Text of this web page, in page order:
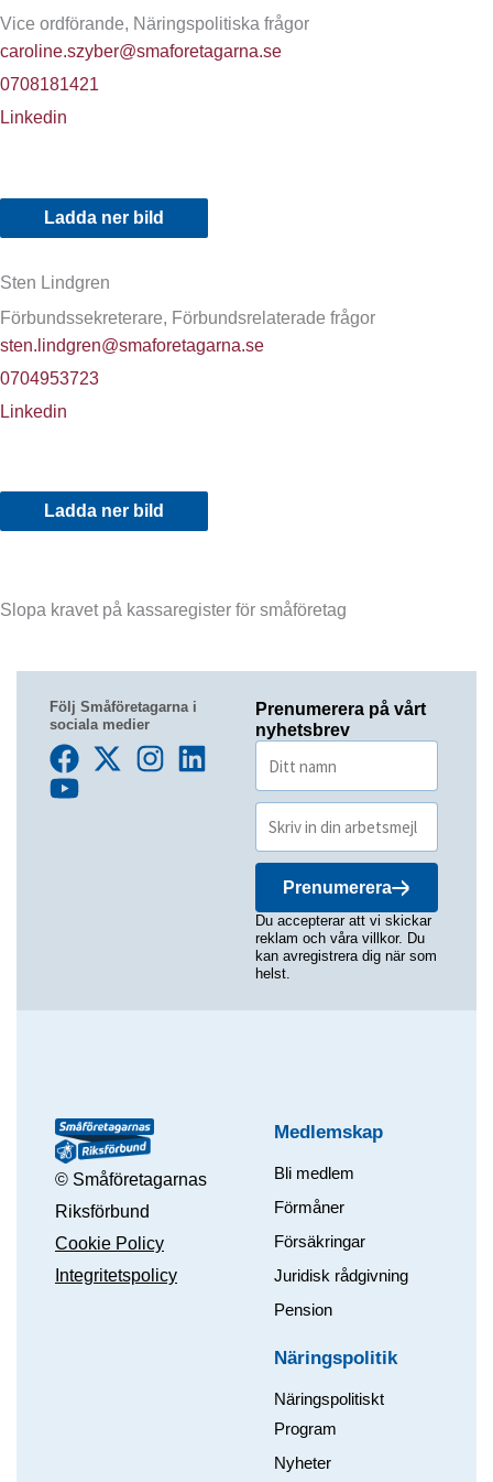
Vice ordförande, Näringspolitiska frågor
caroline.szyber@smaforetagarna.se
0708181421
Linkedin
Ladda ner bild
Sten Lindgren
Förbundssekreterare, Förbundsrelaterade frågor
sten.lindgren@smaforetagarna.se
0704953723
Linkedin
Ladda ner bild
Slopa kravet på kassaregister för småföretag
Följ Småföretagarna i
sociala medier
Prenumerera på vårt
nyhetsbrev
Prenumerera
Du accepterar att vi skickar
reklam och våra villkor. Du
kan avregistrera dig när som
helst.
© Småföretagarnas
Riksförbund
Cookie Policy
Integritetspolicy
Medlemskap
Bli medlem
Förmåner
Försäkringar
Juridisk rådgivning
Pension
Näringspolitik
Näringspolitiskt
Program
Nyheter